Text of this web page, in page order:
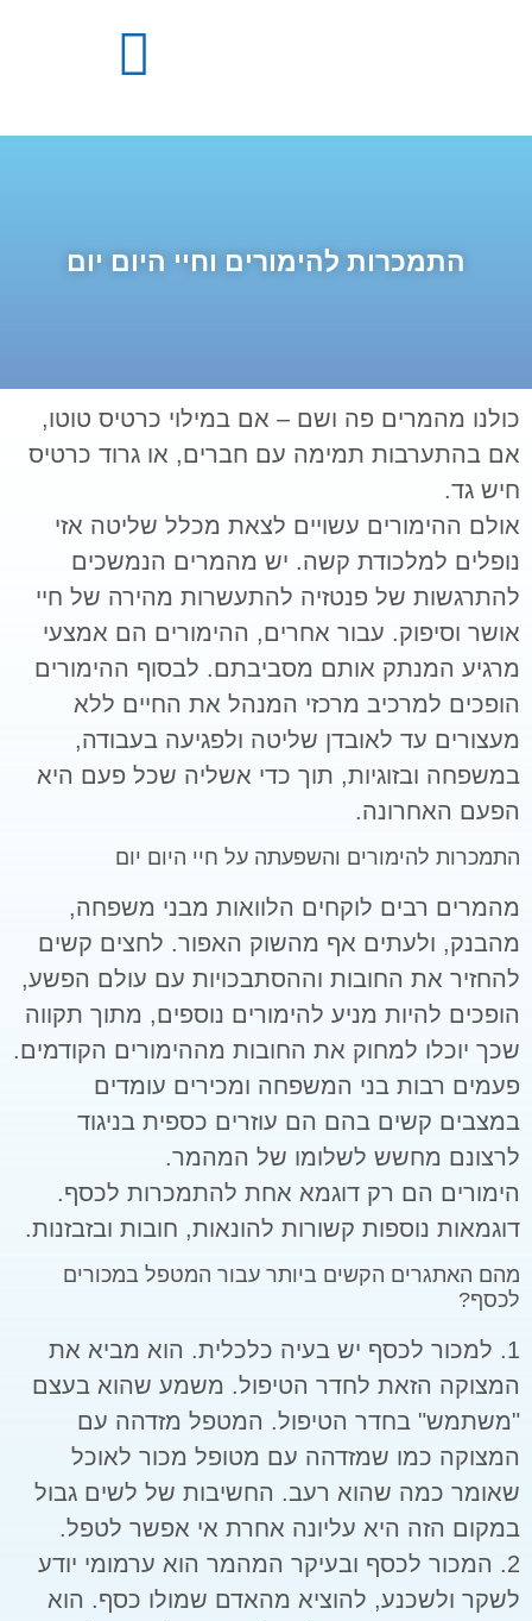
התמכרות להימורים וחיי היום יום
כולנו מהמרים פה ושם – אם במילוי כרטיס טוטו,
אם בהתערבות תמימה עם חברים, או גרוד כרטיס
חיש גד.
אולם ההימורים עשויים לצאת מכלל שליטה אזי
נופלים למלכודת קשה. יש מהמרים הנמשכים
להתרגשות של פנטזיה להתעשרות מהירה של חיי
אושר וסיפוק. עבור אחרים, ההימורים הם אמצעי
מרגיע המנתק אותם מסביבתם. לבסוף ההימורים
הופכים למרכיב מרכזי המנהל את החיים ללא
מעצורים עד לאובדן שליטה ולפגיעה בעבודה,
במשפחה ובזוגיות, תוך כדי אשליה שכל פעם היא
הפעם האחרונה.
התמכרות להימורים והשפעתה על חיי היום יום
מהמרים רבים לוקחים הלוואות מבני משפחה,
מהבנק, ולעתים אף מהשוק האפור. לחצים קשים
להחזיר את החובות וההסתבכויות עם עולם הפשע,
הופכים להיות מניע להימורים נוספים, מתוך תקווה
שכך יוכלו למחוק את החובות מההימורים הקודמים.
פעמים רבות בני המשפחה ומכירים עומדים
במצבים קשים בהם הם עוזרים כספית בניגוד
לרצונם מחשש לשלומו של המהמר.
הימורים הם רק דוגמא אחת להתמכרות לכסף.
דוגמאות נוספות קשורות להונאות, חובות ובזבזנות.
מהם האתגרים הקשים ביותר עבור המטפל במכורים
לכסף?
1. למכור לכסף יש בעיה כלכלית. הוא מביא את
המצוקה הזאת לחדר הטיפול. משמע שהוא בעצם
"משתמש" בחדר הטיפול. המטפל מזדהה עם
המצוקה כמו שמזדהה עם מטופל מכור לאוכל
שאומר כמה שהוא רעב. החשיבות של לשים גבול
במקום הזה היא עליונה אחרת אי אפשר לטפל.
2. המכור לכסף ובעיקר המהמר הוא ערמומי יודע
לשקר ולשכנע, להוציא מהאדם שמולו כסף. הוא